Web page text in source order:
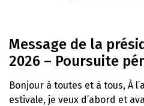
Message de la
2026 – Poursuite
Bonjour à toutes et à tous, À
estivale, je veux d’abord et